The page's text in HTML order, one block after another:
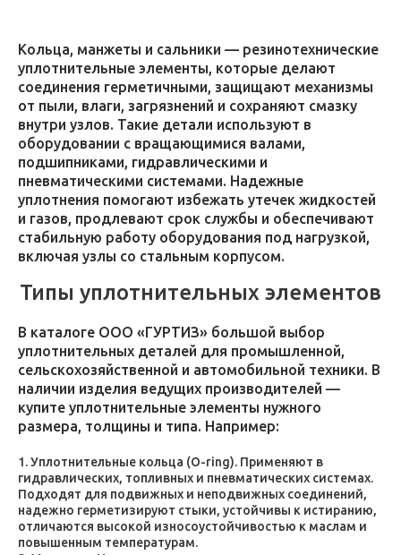
Кольца, манжеты и сальники — резинотехнические
уплотнительные элементы, которые делают
соединения герметичными, защищают механизмы
от пыли, влаги, загрязнений и сохраняют смазку
внутри узлов. Такие детали используют в
оборудовании с вращающимися валами,
подшипниками, гидравлическими и
пневматическими системами. Надежные
уплотнения помогают избежать утечек жидкостей
и газов, продлевают срок службы и обеспечивают
стабильную работу оборудования под нагрузкой,
включая узлы со стальным корпусом.
Типы уплотнительных элементов
В каталоге ООО «ГУРТИЗ» большой выбор
уплотнительных деталей для промышленной,
сельскохозяйственной и автомобильной техники. В
наличии изделия ведущих производителей —
купите уплотнительные элементы нужного
размера, толщины и типа. Например:
Уплотнительные кольца (O-ring). Применяют в
гидравлических, топливных и пневматических системах.
Подходят для подвижных и неподвижных соединений,
надежно герметизируют стыки, устойчивы к истиранию,
отличаются высокой износоустойчивостью к маслам и
повышенным температурам.